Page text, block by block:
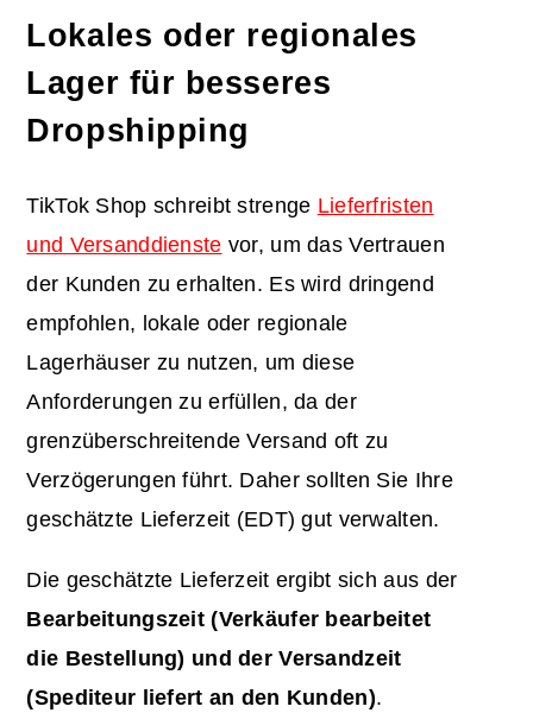
Lokales oder regionales
Lager für besseres
Dropshipping
TikTok Shop schreibt strenge Lieferfristen
und Versanddienste vor, um das Vertrauen
der Kunden zu erhalten. Es wird dringend
empfohlen, lokale oder regionale
Lagerhäuser zu nutzen, um diese
Anforderungen zu erfüllen, da der
grenzüberschreitende Versand oft zu
Verzögerungen führt. Daher sollten Sie Ihre
geschätzte Lieferzeit (EDT) gut verwalten.
Die geschätzte Lieferzeit ergibt sich aus der
Bearbeitungszeit (Verkäufer bearbeitet
die Bestellung) und der Versandzeit
(Spediteur liefert an den Kunden).